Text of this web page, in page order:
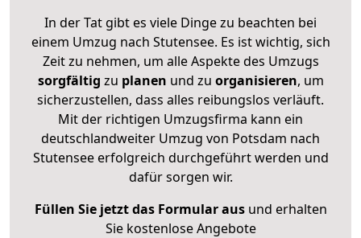
In der Tat gibt es viele Dinge zu beachten bei
einem Umzug nach Stutensee. Es ist wichtig, sich
Zeit zu nehmen, um alle Aspekte des Umzugs
sorgfältig zu planen und zu organisieren, um
sicherzustellen, dass alles reibungslos verläuft.
Mit der richtigen Umzugsfirma kann ein
deutschlandweiter Umzug von Potsdam nach
Stutensee erfolgreich durchgeführt werden und
dafür sorgen wir.
Füllen Sie jetzt das Formular ausund erhalten
Sie kostenlose Angebote